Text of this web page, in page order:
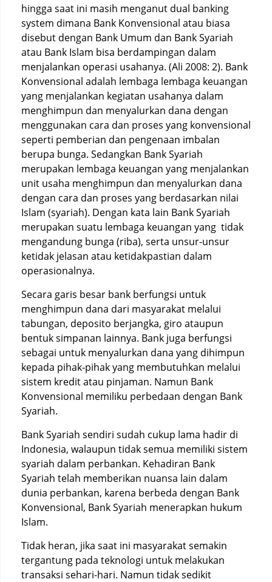
hingga saat ini masih menganut dual banking
system dimana Bank Konvensional atau biasa
disebut dengan Bank Umum dan Bank Syariah
atau Bank Islam bisa berdampingan dalam
menjalankan operasi usahanya. (Ali 2008: 2). Bank
Konvensional adalah lembaga lembaga keuangan
yang menjalankan kegiatan usahanya dalam
menghimpun dan menyalurkan dana dengan
menggunakan cara dan proses yang konvensional
seperti pemberian dan pengenaan imbalan
berupa bunga. Sedangkan Bank Syariah
merupakan lembaga keuangan yang menjalankan
unit usaha menghimpun dan menyalurkan dana
dengan cara dan proses yang berdasarkan nilai
Islam (syariah). Dengan kata lain Bank Syariah
merupakan suatu lembaga keuangan yang tidak
mengandung bunga (riba), serta unsur-unsur
ketidak jelasan atau ketidakpastian dalam
operasionalnya.
Secara garis besar bank berfungsi untuk
menghimpun dana dari masyarakat melalui
tabungan, deposito berjangka, giro ataupun
bentuk simpanan lainnya. Bank juga berfungsi
sebagai untuk menyalurkan dana yang dihimpun
kepada pihak-pihak yang membutuhkan melalui
sistem kredit atau pinjaman. Namun Bank
Konvensional memiliku perbedaan dengan Bank
Syariah.
Bank Syariah sendiri sudah cukup lama hadir di
Indonesia, walaupun tidak semua memiliki sistem
syariah dalam perbankan. Kehadiran Bank
Syariah telah memberikan nuansa lain dalam
dunia perbankan, karena berbeda dengan Bank
Konvensional, Bank Syariah menerapkan hukum
Islam.
Tidak heran, jika saat ini masyarakat semakin
tergantung pada teknologi untuk melakukan
transaksi sehari-hari. Namun tidak sedikit